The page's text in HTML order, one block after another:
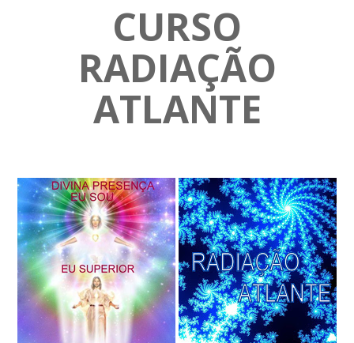
CURSO
RADIAÇÃO
ATLANTE